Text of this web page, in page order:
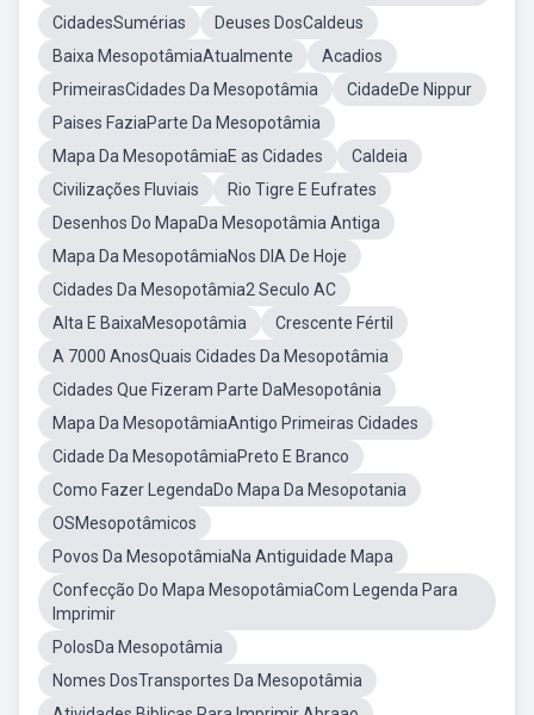
CidadesSumérias
Deuses DosCaldeus
Baixa MesopotâmiaAtualmente
Acadios
PrimeirasCidades Da Mesopotâmia
CidadeDe Nippur
Paises FaziaParte Da Mesopotâmia
Mapa Da MesopotâmiaE as Cidades
Caldeia
Civilizações Fluviais
Rio Tigre E Eufrates
Desenhos Do MapaDa Mesopotâmia Antiga
Mapa Da MesopotâmiaNos DIA De Hoje
Cidades Da Mesopotâmia2 Seculo AC
Alta E BaixaMesopotâmia
Crescente Fértil
A 7000 AnosQuais Cidades Da Mesopotâmia
Cidades Que Fizeram Parte DaMesopotânia
Mapa Da MesopotâmiaAntigo Primeiras Cidades
Cidade Da MesopotâmiaPreto E Branco
Como Fazer LegendaDo Mapa Da Mesopotania
OSMesopotâmicos
Povos Da MesopotâmiaNa Antiguidade Mapa
Confecção Do Mapa MesopotâmiaCom Legenda Para
Imprimir
PolosDa Mesopotâmia
Nomes DosTransportes Da Mesopotâmia